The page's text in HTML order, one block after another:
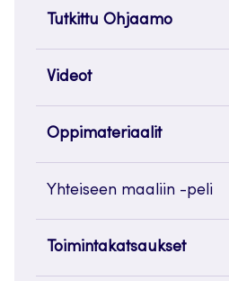
Tutkittu Ohjaamo
Videot
Oppimateriaalit
Yhteiseen maaliin -peli
Toimintakatsaukset